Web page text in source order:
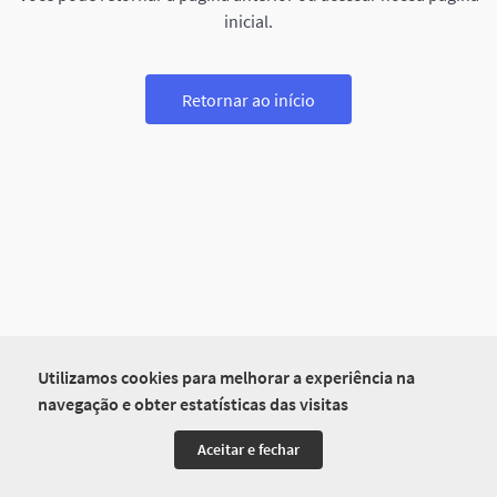
Utilizamos cookies para melhorar a experiência na
navegação e obter estatísticas das visitas
Aceitar e fechar
inicial.
Retornar ao início